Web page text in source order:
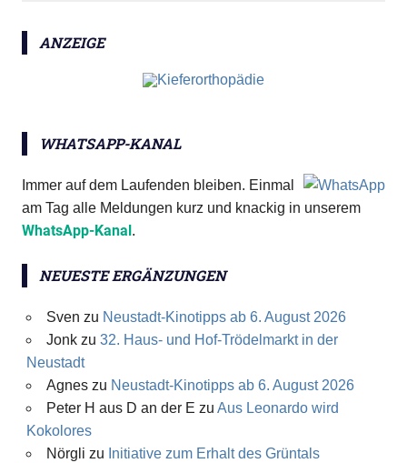
ANZEIGE
WHATSAPP-KANAL
Immer auf dem Laufenden bleiben. Einmal
am Tag alle Meldungen kurz und knackig in unserem
WhatsApp-Kanal .
NEUESTE ERGÄNZUNGEN
Sven zu Neustadt-Kinotipps ab 6. August 2026
Jonkzu 32. Haus- und Hof-Trödelmarkt in der
Neustadt
Agneszu Neustadt-Kinotipps ab 6. August 2026
Peter H aus D an der E zu Aus Leonardo wird
Kokolores
Nörgli zu Initiative zum Erhalt des Grüntals